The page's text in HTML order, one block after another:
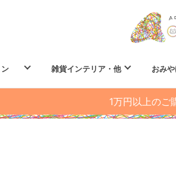
雑貨インテリア・他 おみ
1万円以上のご